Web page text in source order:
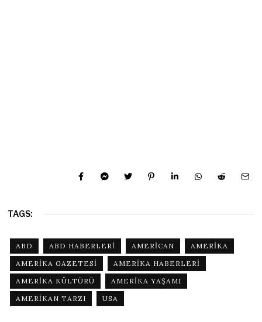
TAGS:
ABD ABD HABERLERI AMERICAN
AMERIKA
AMERIKA GAZETESI
AMERIKA HABERLERI
AMERIKA KÜLTÜRÜ
AMERIKA YAŞAMI
AMERIKAN TARZI
USA